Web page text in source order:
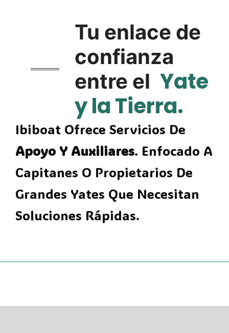
Tu enlace de
confianza
entre el Yate
y la Tierra.
Ibiboat Ofrece Servicios De
Apoyo Y Auxiliares. Enfocado A
Capitanes O Propietarios De
Grandes Yates Que Necesitan
Soluciones Rápidas.